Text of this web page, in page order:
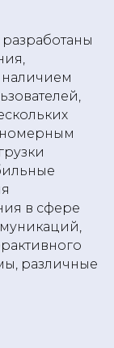
в сфере
различные